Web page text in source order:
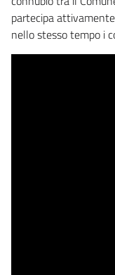
partecipa
nello stesso tempo i